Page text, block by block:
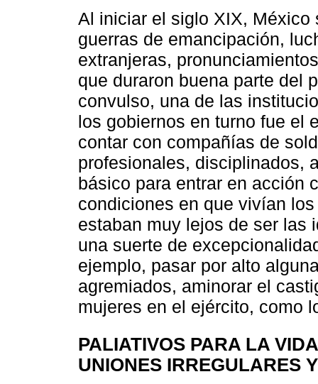
Al iniciar el siglo XIX,
guerras de emancipación,
extranjeras,
que duraron buena parte del
convulso, una de las
los gobiernos en turno fue el
contar con compañías de
profesionales, disciplinados,
básico para entrar en acción
condiciones en que vivían
estaban muy lejos de ser las
una suerte de
ejemplo, pasar por alto
agremiados, aminorar el
mujeres en el ejército, como
PALIATIVOS PARA LA
UNIONES IRREGULARES